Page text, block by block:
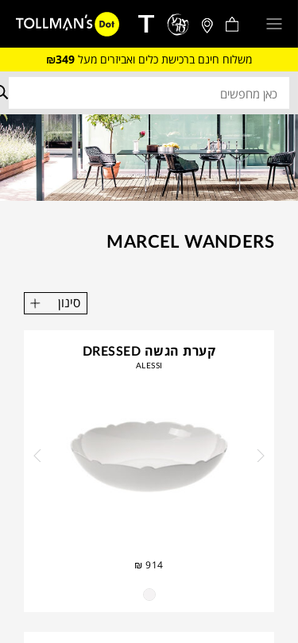
משלוח חינם ברכישת כלים ואביזרים מעל ₪349
MARCEL WANDERS
סינון
קערת הגשה DRESSED
ALESSI
₪ 914